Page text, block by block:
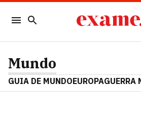
Mundo
GUIA DE MUNDOEUROPAGUERRA